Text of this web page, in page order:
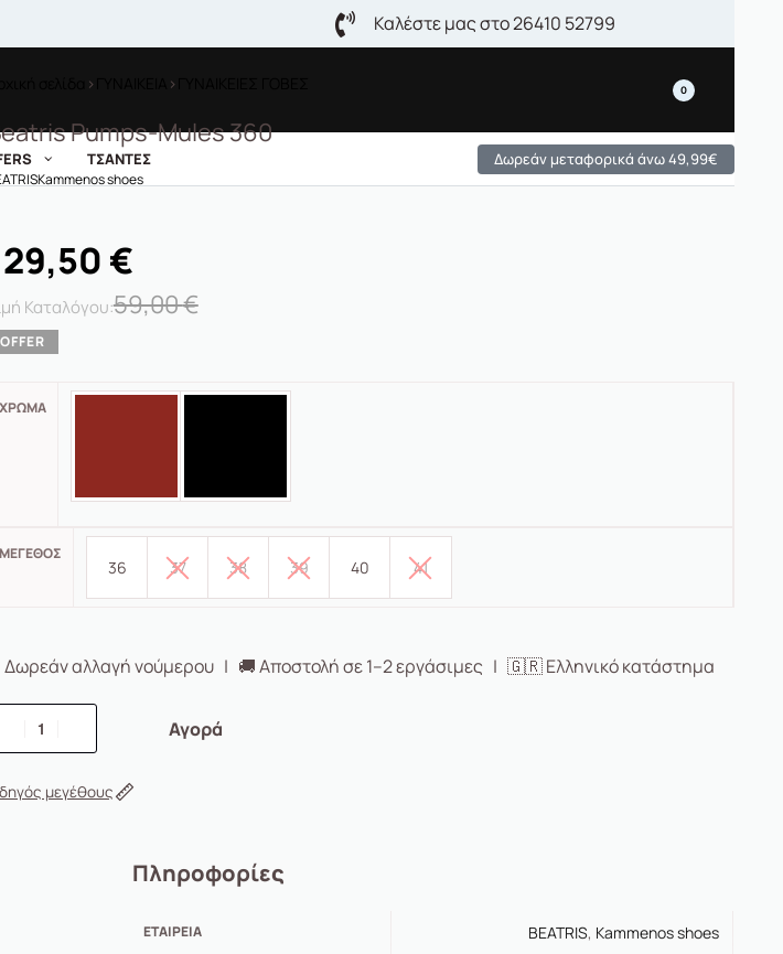
Καλέστε μας στο 26410 52799
0
ΤΣΑΝΤΕΣ Δωρεάν μεταφορικά άνω 49,99€
› ›
Pumps-Mules 360
Kammenos shoes
59,00€
29,50 €
ΧΡΏΜΑ
ΜΈΓΕΘΟΣ
36 37 38 39 40 41
Δωρεάν αλλαγή νούμερου | 🚚 Αποστολή σε 1–2 εργάσιμες | 🇬🇷 Ελληνικό κατάστημα
Αγορά
μεγέθους
Πληροφορίες
ΕΤΑΙΡΕΊΑ BEATRIS, Kammenos shoes